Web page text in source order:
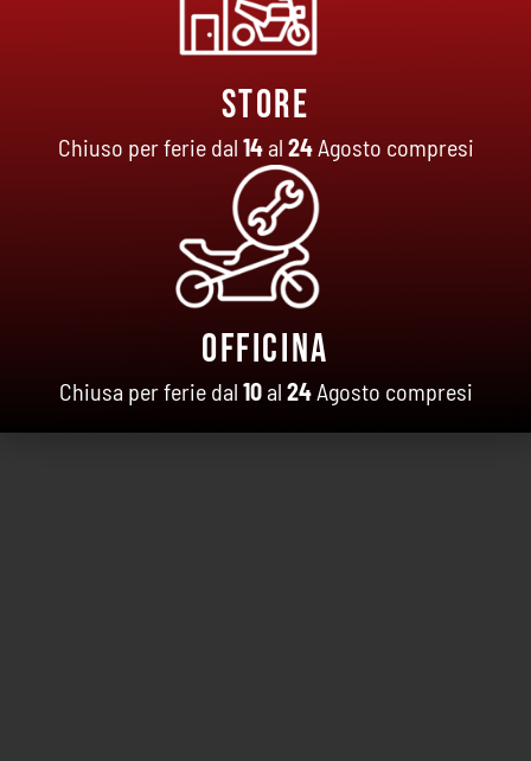
Store
Chiuso per ferie dal 14al 24Agosto compresi
Officina
Chiusa per ferie dal 10al 24Agosto compresi